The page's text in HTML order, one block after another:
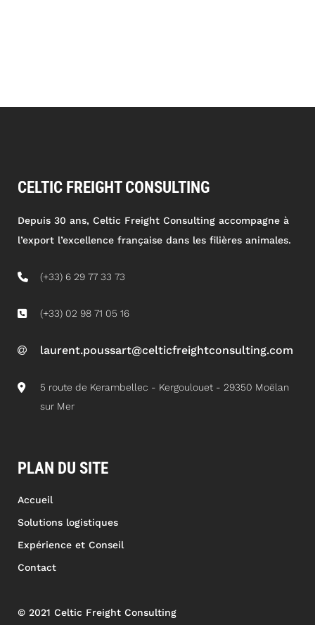
CELTIC FREIGHT CONSULTING
Depuis 30 ans, Celtic Freight Consulting accompagne à
l’export l’excellence française dans les filières animales.
(+33) 6 29 77 33 73
(+33) 02 98 71 05 16
laurent.poussart@celticfreightconsulting.com
5 route de Kerambellec - Kergoulouet - 29350 Moëlan
sur Mer
PLAN DU SITE
Accueil
Solutions logistiques
Expérience et Conseil
Contact
© 2021 Celtic Freight Consulting